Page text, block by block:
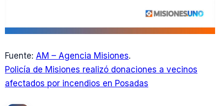
Fuente: AM – Agencia Misiones.
Policía de Misiones realizó donaciones a vecinos
afectados por incendios en Posadas